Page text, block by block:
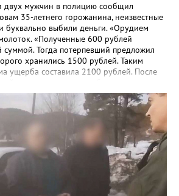
двух мужчин в полицию сообщил
35-летнего горожанина, неизвестные
буквально выбили деньги. «Орудием
«Полученные 600 рублей
суммой. Тогда потерпевший предложил
хранились 1500 рублей. Таким
ущерба составила 2100 рублей. После
ОМВД. 19 мая сотрудники отдела
подозреваемых –
судимых 32-летних мужчин. Уголовное
«Разбой».